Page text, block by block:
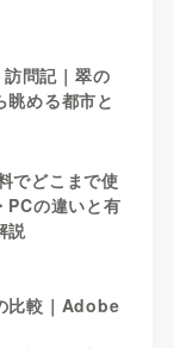
問記｜翠の
眺める都市と
でどこまで使
PCの違いと有
説
比較｜Adobe